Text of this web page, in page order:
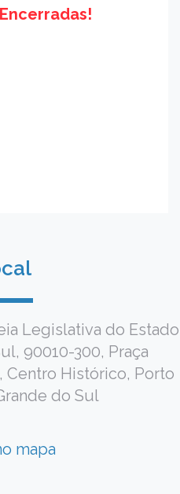
Legislativa do Estado
90010-300, Praça
Centro Histórico, Porto
do Sul
mapa